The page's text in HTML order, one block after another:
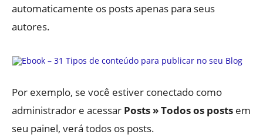
automaticamente os posts apenas para seus
autores.
Por exemplo, se você estiver conectado como
administrador e acessar Posts » Todos os posts em
seu painel, verá todos os posts.